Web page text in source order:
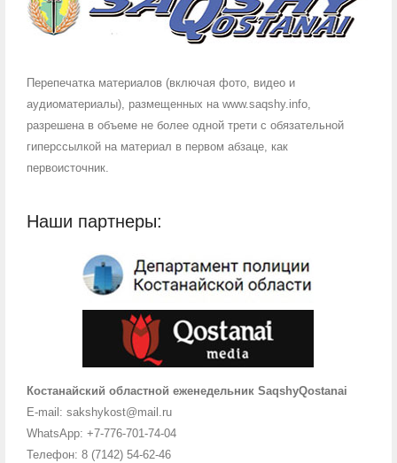
Перепечатка материалов (включая фото, видео и
аудиоматериалы), размещенных на www.saqshy.info,
разрешена в объеме не более одной трети с обязательной
гиперссылкой на материал в первом абзаце, как
первоисточник.
Наши партнеры:
Костанайский областной еженедельник SaqshyQostanai
E-mail: sakshykost@mail.ru
WhatsApp: +7-776-701-74-04
Телефон: 8 (7142) 54-62-46